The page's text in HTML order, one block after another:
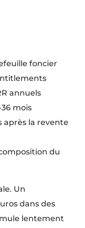
foncier
annuels
mois
après la revente
du
Un
dans des
lentement